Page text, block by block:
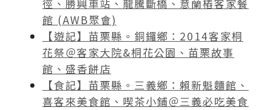
徑、勝興車站、龍騰斷橋、意蘭樁客家餐
館 (AWB聚會)
【遊記】苗栗縣。銅鑼鄉：2014客家桐
花祭＠客家大院&桐花公園、苗栗故事
館、盛香餅店
【食記】苗栗縣。三義鄉：賴新魁麵館、
喜客來美食館、喫茶小鋪＠三義必吃美食